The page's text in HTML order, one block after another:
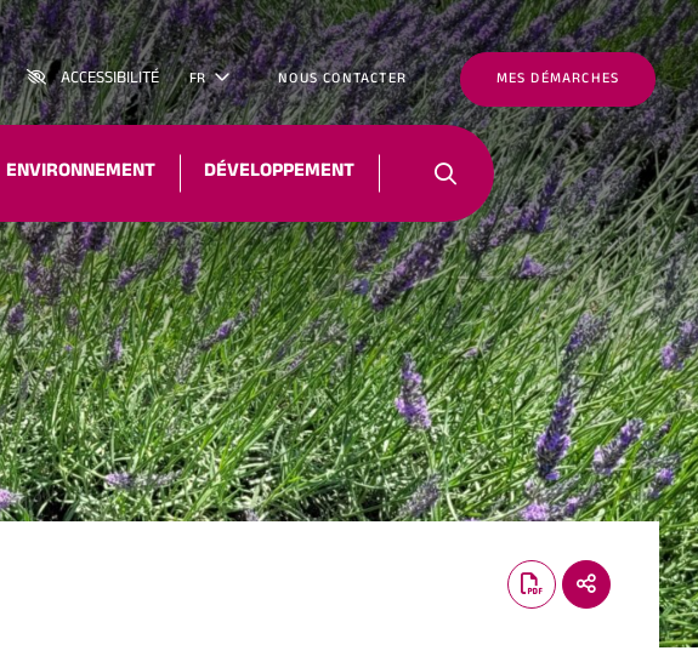
ACCESSIBILITÉ FR NOUS CONTACTER MES DÉMARCHES
ENVIRONNEMENT DÉVELOPPEMENT